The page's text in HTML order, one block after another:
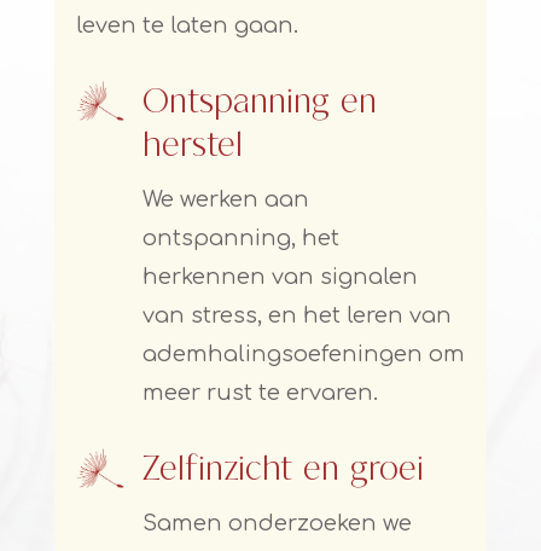
leven te laten gaan.
Ontspanning en
herstel
We werken aan
ontspanning, het
herkennen van signalen
van stress, en het leren van
ademhalingsoefeningen om
meer rust te ervaren.
Zelfinzicht en groei
Samen onderzoeken we